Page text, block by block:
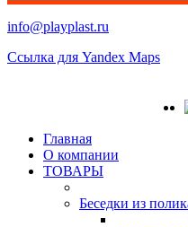
info@playplast.ru
Ссылка для Yandex Maps
Главная
О компании
ТОВАРЫ
Беседки из